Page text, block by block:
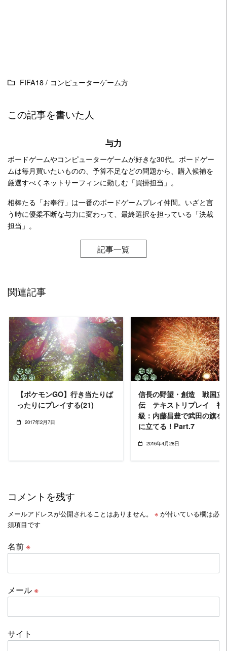
FIFA18/ コンピューターゲーム方
この記事を書いた人
与力
ボードゲームやコンピューターゲームが好きな30代。ボードゲー
ムは毎月買いたいものの、予算不足などの問題から、購入候補を
厳選すべくネットサーフィンに勤しむ「買掛担当」。
相棒たる「お奉行」は一番のボードゲームプレイ仲間。いざと言
う時に優柔不断な与力に変わって、最終選択を担っている「決裁
担当」。
記事一覧
関連記事
READ MORE
【ポケモンGO】行き当たりば
ったりにプレイする(21)
2017年2月7日
READ MORE
信長の野望・創造 戦国立
伝 テキストリプレイ 初
級：内藤昌豊で武田の旗を
に立てる！Part.7
2016年4月28日
コメントを残す
メールアドレスが公開されることはありません。 ※ が付いている欄は必
須項目です
名前※
メール※
サイト